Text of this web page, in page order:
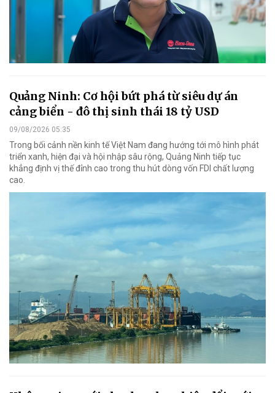
Quảng Ninh: Cơ hội bứt phá từ siêu dự án
cảng biển - đô thị sinh thái 18 tỷ USD
09/08/2026 05:35
Trong bối cảnh nền kinh tế Việt Nam đang hướng tới mô hình phát
triển xanh, hiện đại và hội nhập sâu rộng, Quảng Ninh tiếp tục
khẳng định vị thế đỉnh cao trong thu hút dòng vốn FDI chất lượng
cao.